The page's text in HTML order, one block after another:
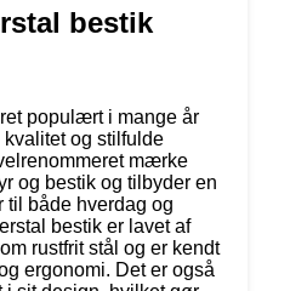
bestik
populært i mange år
og stilfulde
mærke
og bestik og tilbyder en
til både hverdag og
bestik er lavet af
rustfrit stål og er kendt
ergonomi. Det er også